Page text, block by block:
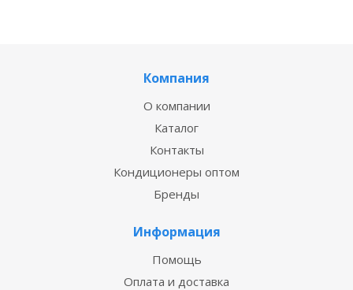
Компания
О компании
Каталог
Контакты
Кондиционеры оптом
Бренды
Информация
Помощь
Оплата и доставка